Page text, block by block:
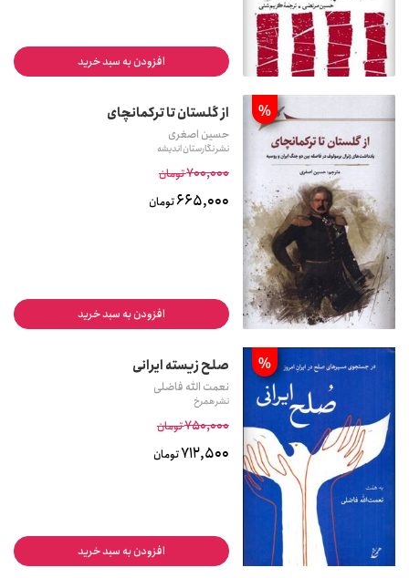
افزودن به سبد خرید
% از گلستان تا ترکمانچای
حسین اصغری
نشر نگارستان اندیشه
700,000تومان
665,000تومان
افزودن به سبد خرید
% صلح زیسته ایرانی
نعمت الله فاضلی
نشر همرخ
750,000تومان
712,500تومان
افزودن به سبد خرید